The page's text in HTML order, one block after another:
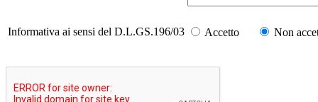
Informativa ai sensi del D.L.GS.196/03 Accetto Non